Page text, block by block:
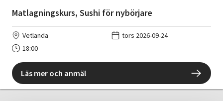
Matlagningskurs, Sushi för nybörjare
Vetlanda
tors 2026-09-24
18:00
Läs mer och anmäl